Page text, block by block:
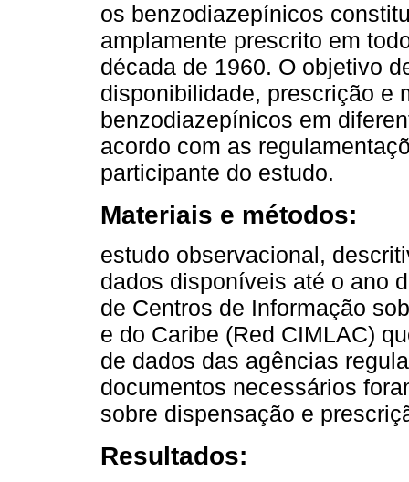
os benzodiazepínicos
amplamente prescrito em
década de 1960. O objetivo
disponibilidade, prescrição e
benzodiazepínicos em
acordo com as
participante do estudo.
Materiais e métodos:
estudo observacional,
dados disponíveis até o ano
de Centros de Informação
e do Caribe (Red CIMLAC)
de dados das agências
documentos necessários
sobre dispensação e
Resultados: